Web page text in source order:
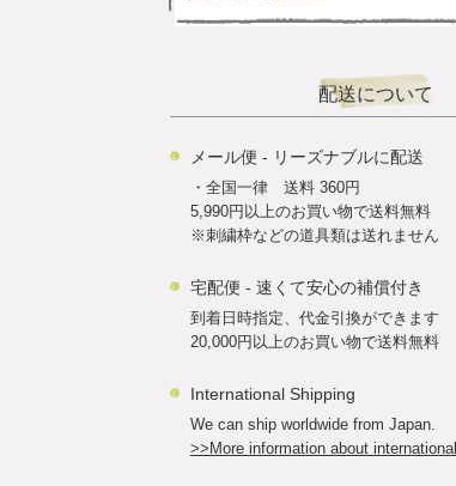
配送について
メール便 - リーズナブルに配送
・全国一律 送料 360円
5,990円以上のお買い物で送料無料
※刺繍枠などの道具類は送れません
宅配便 - 速くて安心の補償付き
到着日時指定、代金引換ができます
20,000円以上のお買い物で送料無料
International Shipping
We can ship worldwide from Japan.
>>More information about